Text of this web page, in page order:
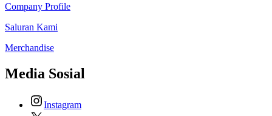
Company Profile
Saluran Kami
Merchandise
Media Sosial
Instagram